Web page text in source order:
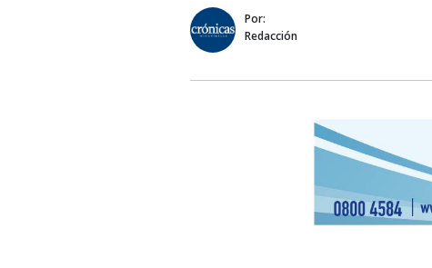
Por:
Redacción